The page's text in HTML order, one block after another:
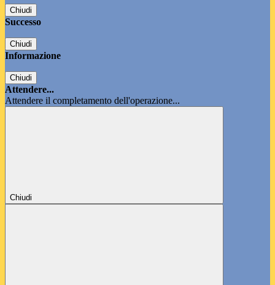
Chiudi
Successo
Chiudi
Informazione
Chiudi
Attendere...
Attendere il completamento dell'operazione...
Chiudi